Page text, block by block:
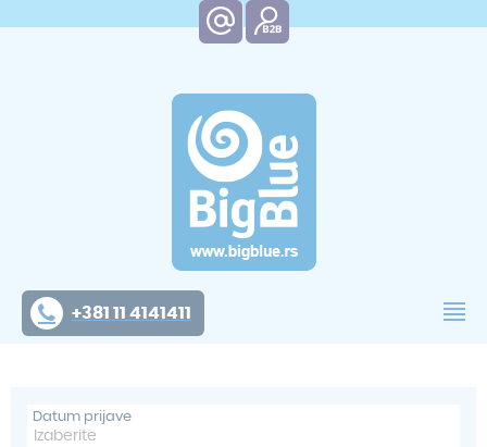
+381 11 4141411
Datum prijave